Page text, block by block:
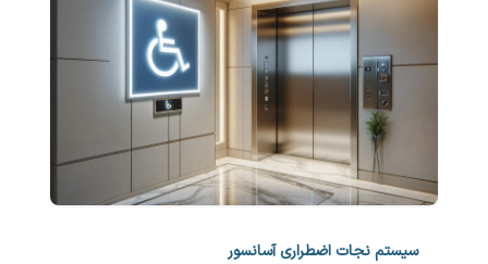
سیستم نجات اضطراری آسانسور